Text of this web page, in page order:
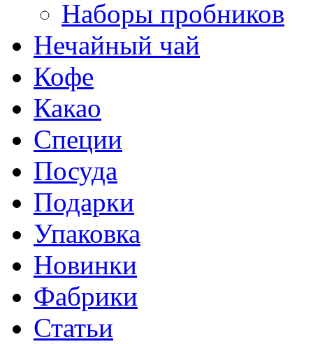
Наборы пробников
Нечайный чай
Кофе
Какао
Специи
Посуда
Подарки
Упаковка
Новинки
Фабрики
Статьи